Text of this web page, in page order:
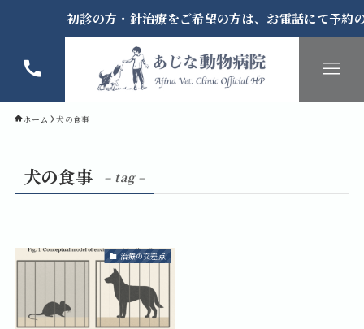
初診の方・針治療をご希望の方は、お電話にて予約
ホーム 犬の食事
犬の食事 – tag –
治療の交差点